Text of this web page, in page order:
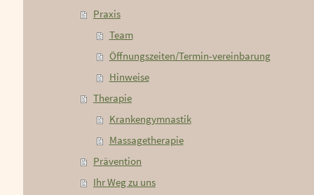
Praxis
Team
Öffnungszeiten/Termin-vereinbarung
Hinweise
Therapie
Krankengymnastik
Massagetherapie
Prävention
Ihr Weg zu uns